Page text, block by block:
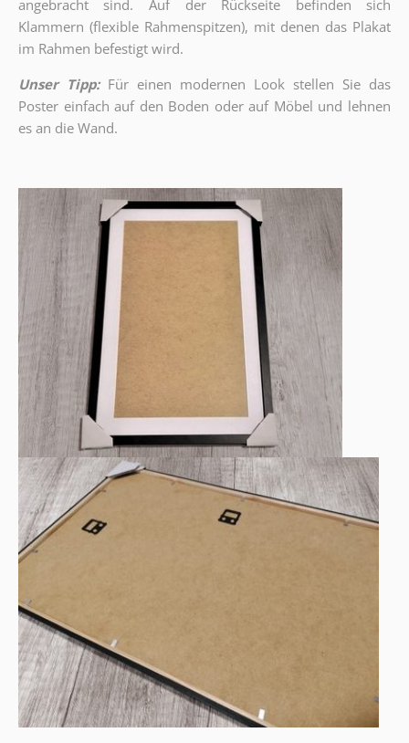
angebracht sind.
Auf der Rückseite befinden sich
Klammern (flexible Rahmenspitzen), mit denen das Plakat
im Rahmen befestigt wird.
Unser Tipp: Für einen modernen Look stellen Sie das
Poster einfach auf den Boden oder auf Möbel und lehnen
es an die Wand.